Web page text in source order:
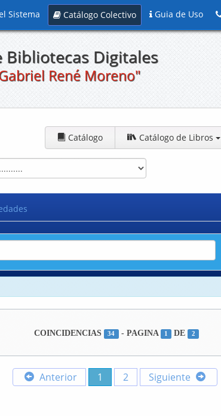
Sistema Catálogo Colectivo Guia de Uso
Digitales
René Moreno"
Catálogo Catálogo de Libros
COINCIDENCIAS 34 - PAGINA 1 DE 2
Anterior 1 2 Siguiente